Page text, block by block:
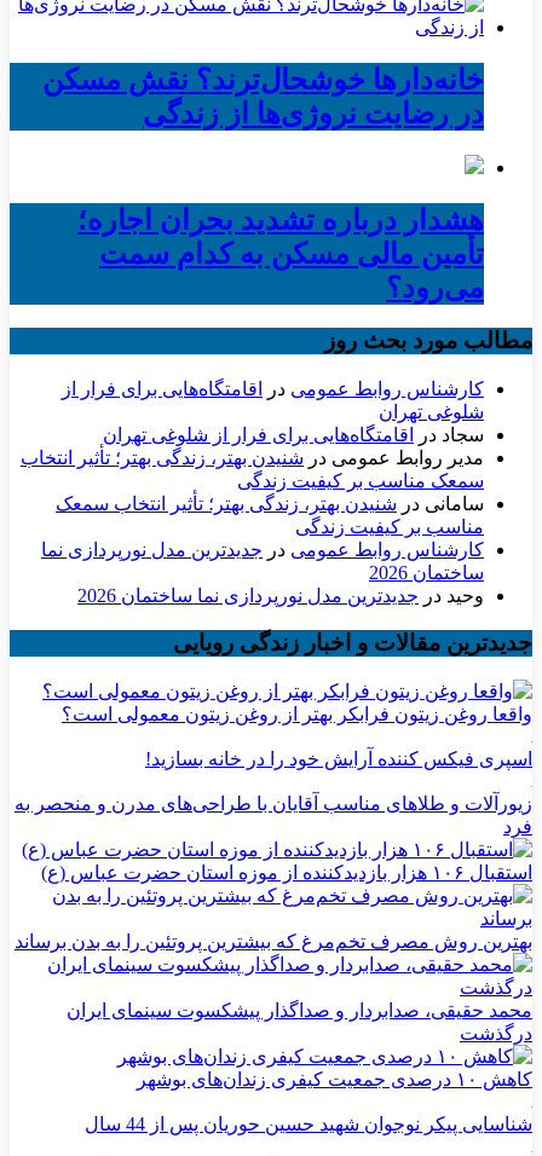
خانه‌دارها خوشحال‌ترند؟ نقش مسکن
در رضایت نروژی‌ها از زندگی
هشدار درباره تشدید بحران اجاره؛
تأمین مالی مسکن به کدام سمت
می‌رود؟
مطالب مورد بحث روز
کارشناس روابط عمومی در
اقامتگاه‌هایی برای فرار از
شلوغی تهران
سجاد در
اقامتگاه‌هایی برای فرار از شلوغی تهران
مدیر روابط عمومی در شنیدن بهتر، زندگی بهتر؛ تأثیر انتخاب
سمعک مناسب بر کیفیت زندگی
سامانی در شنیدن بهتر، زندگی بهتر؛ تأثیر انتخاب سمعک
مناسب بر کیفیت زندگی
کارشناس روابط عمومی در جدیدترین مدل نورپردازی نما
ساختمان 2026
وحید در جدیدترین مدل نورپردازی نما ساختمان 2026
جدیدترین مقالات و اخبار زندگی رویایی
واقعا روغن زیتون فرابکر بهتر از روغن زیتون معمولی است؟
اسپری فیکس کننده آرایش خود را در خانه بسازید!
زیورآلات و طلاهای مناسب آقایان با طراحی‌های مدرن و منحصر به
فرد
استقبال ۱۰۶ هزار بازدیدکننده از موزه استان حضرت عباس (ع)
بهترین روش مصرف تخم‌مرغ که بیشترین پروتئین را به بدن برساند
محمد حقیقی، صدابردار و صداگذار پیشکسوت سینمای ایران
درگذشت
کاهش ۱۰ درصدی جمعیت کیفری زندان‌های بوشهر
شناسایی پیکر نوجوان شهید حسین حوریان پس از 44 سال